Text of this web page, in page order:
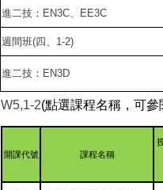
進二技：EN3C、EE3C
週間班(四、1-2)
進二技：EN3D
W5,1-2(點選課程名稱，可
開課代號 課程名稱